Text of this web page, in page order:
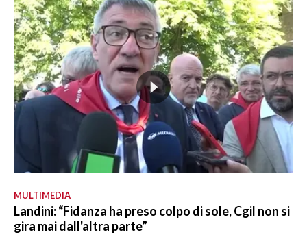
MULTIMEDIA
Landini: “Fidanza ha preso colpo di sole, Cgil non si
gira mai dall'altra parte”